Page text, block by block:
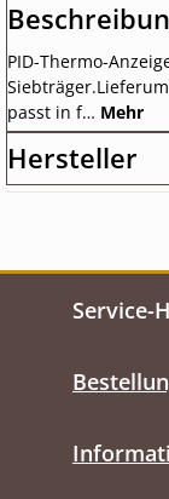
PID-Thermo-
passt in f… Mehr
Hersteller
Service-